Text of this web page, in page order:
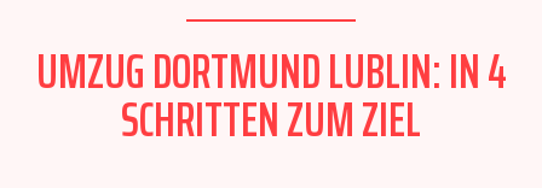
UMZUG DORTMUND LUBLIN: IN 4
SCHRITTEN ZUM ZIEL